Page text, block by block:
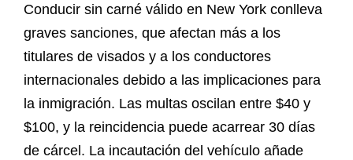
Conducir sin carné válido en New York conlleva
graves sanciones, que afectan más a los
titulares de visados y a los conductores
internacionales debido a las implicaciones para
la inmigración. Las multas oscilan entre $40 y
$100, y la reincidencia puede acarrear 30 días
de cárcel. La incautación del vehículo añade